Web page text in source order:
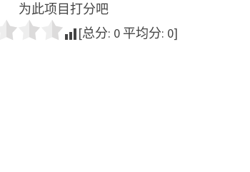
为此项目打分吧
[总分: 0 平均分: 0]